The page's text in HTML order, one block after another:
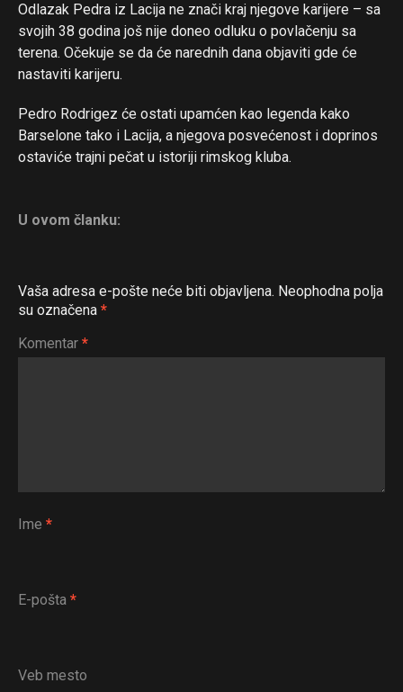
Odlazak Pedra iz Lacija ne znači kraj njegove karijere – sa
svojih 38 godina još nije doneo odluku o povlačenju sa
terena. Očekuje se da će narednih dana objaviti gde će
nastaviti karijeru.
Pedro Rodrigez će ostati upamćen kao legenda kako
Barselone tako i Lacija, a njegova posvećenost i doprinos
ostaviće trajni pečat u istoriji rimskog kluba.
U ovom članku:
Vaša adresa e-pošte neće biti objavljena. Neophodna polja
su označena *
Komentar *
Ime *
E-pošta *
Veb mesto